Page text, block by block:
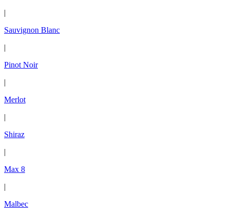
|
Sauvignon Blanc
|
Pinot Noir
|
Merlot
|
Shiraz
|
Max 8
|
Malbec